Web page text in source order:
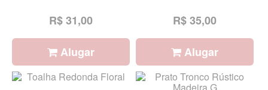
R$ 31,00
Alugar
R$ 35,00
Alugar